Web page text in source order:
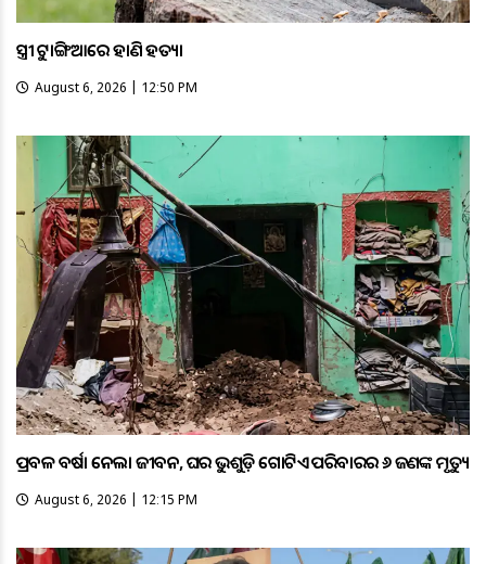
ସ୍ତ୍ରୀକୁ ଟାଙ୍ଗିଆରେ ହାଣି ହତ୍ୟା
August 6, 2026 | 12:50 PM
ପ୍ରବଳ ବର୍ଷା ନେଲା ଜୀବନ, ଘର ଭୁଶୁଡ଼ି ଗୋଟିଏ ପରିବାରର ୬ ଜଣଙ୍କ ମୃତ୍ୟୁ
August 6, 2026 | 12:15 PM